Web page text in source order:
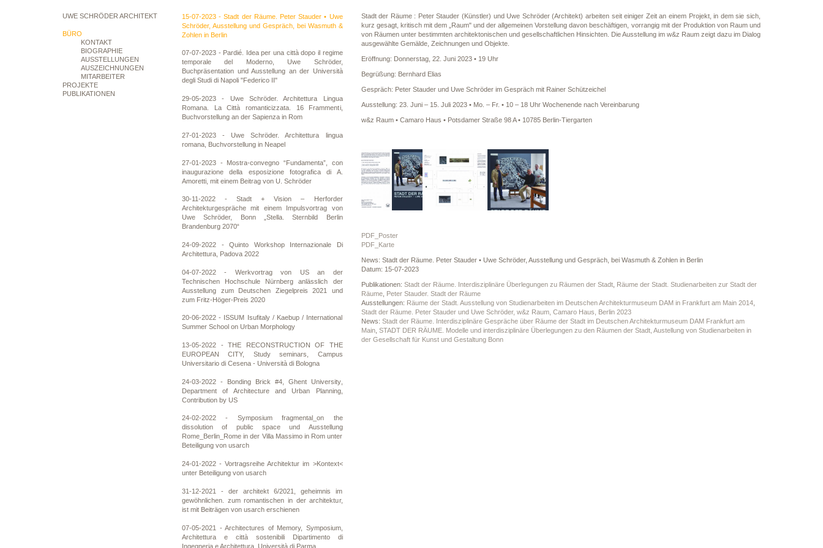
UWE SCHRÖDER ARCHITEKT
BÜRO
KONTAKT
BIOGRAPHIE
AUSSTELLUNGEN
AUSZEICHNUNGEN
MITARBEITER
PROJEKTE
PUBLIKATIONEN
15-07-2023 - Stadt der Räume. Peter Stauder • Uwe
Schröder, Ausstellung und Gespräch, bei Wasmuth &
Zohlen in Berlin
07-07-2023 - Pardié. Idea per una città dopo il regime
temporale del Moderno, Uwe Schröder,
Buchpräsentation und Ausstellung an der Università
degli Studi di Napoli "Federico II"
29-05-2023 - Uwe Schröder. Architettura Lingua
Romana. La Città romanticizzata. 16 Frammenti,
Buchvorstellung an der Sapienza in Rom
27-01-2023 - Uwe Schröder. Architettura lingua
romana, Buchvorstellung in Neapel
27-01-2023 - Mostra-convegno “Fundamenta”, con
inaugurazione della esposizione fotografica di A.
Amoretti, mit einem Beitrag von U. Schröder
30-11-2022 - Stadt + Vision – Herforder
Architekturgespräche mit einem Impulsvortrag von
Uwe Schröder, Bonn „Stella. Sternbild Berlin
Brandenburg 2070“
24-09-2022 - Quinto Workshop Internazionale Di
Architettura, Padova 2022
04-07-2022 - Werkvortrag von US an der
Technischen Hochschule Nürnberg anlässlich der
Ausstellung zum Deutschen Ziegelpreis 2021 und
zum Fritz-Höger-Preis 2020
20-06-2022 - ISSUM Isufitaly / Kaebup / International
Summer School on Urban Morphology
13-05-2022 - THE RECONSTRUCTION OF THE
EUROPEAN CITY, Study seminars, Campus
Universitario di Cesena - Università di Bologna
24-03-2022 - Bonding Brick #4, Ghent University,
Department of Architecture and Urban Planning,
Contribution by US
24-02-2022 - Symposium fragmental_on the
dissolution of public space und Ausstellung
Rome_Berlin_Rome in der Villa Massimo in Rom unter
Beteiligung von usarch
24-01-2022 - Vortragsreihe Architektur im >Kontext<
unter Beteiligung von usarch
31-12-2021 - der architekt 6/2021, geheimnis im
gewöhnlichen. zum romantischen in der architektur,
ist mit Beiträgen von usarch erschienen
07-05-2021 - Architectures of Memory, Symposium,
Architettura e città sostenibili Dipartimento di
Ingegneria e Architettura, Università di Parma
Stadt der Räume : Peter Stauder (Künstler) und Uwe Schröder (Architekt) arbeiten seit einiger Zeit an einem Projekt, in dem sie sich,
kurz gesagt, kritisch mit dem „Raum" und der allgemeinen Vorstellung davon beschäftigen, vorrangig mit der Produktion von Raum und
von Räumen unter bestimmten architektonischen und gesellschaftlichen Hinsichten. Die Ausstellung im w&z Raum zeigt dazu im Dialog
ausgewählte Gemälde, Zeichnungen und Objekte.
Eröffnung: Donnerstag, 22. Juni 2023 • 19 Uhr
Begrüßung: Bernhard Elias
Gespräch: Peter Stauder und Uwe Schröder im Gespräch mit Rainer Schützeichel
Ausstellung: 23. Juni – 15. Juli 2023 • Mo. – Fr. • 10 – 18 Uhr Wochenende nach Vereinbarung
w&z Raum • Camaro Haus • Potsdamer Straße 98 A • 10785 Berlin-Tiergarten
PDF_Poster
PDF_Karte
News: Stadt der Räume. Peter Stauder • Uwe Schröder, Ausstellung und Gespräch, bei Wasmuth & Zohlen in Berlin
Datum: 15-07-2023
Publikationen: Stadt der Räume. Interdisziplinäre Überlegungen zu Räumen der Stadt, Räume der Stadt. Studienarbeiten zur Stadt der
Räume, Peter Stauder. Stadt der Räume
Ausstellungen: Räume der Stadt. Ausstellung von Studienarbeiten im Deutschen Architekturmuseum DAM in Frankfurt am Main 2014,
Stadt der Räume. Peter Stauder und Uwe Schröder, w&z Raum, Camaro Haus, Berlin 2023
News: Stadt der Räume. Interdisziplinäre Gespräche über Räume der Stadt im Deutschen Architekturmuseum DAM Frankfurt am
Main, STADT DER RÄUME. Modelle und interdisziplinäre Überlegungen zu den Räumen der Stadt, Austellung von Studienarbeiten in
der Gesellschaft für Kunst und Gestaltung Bonn